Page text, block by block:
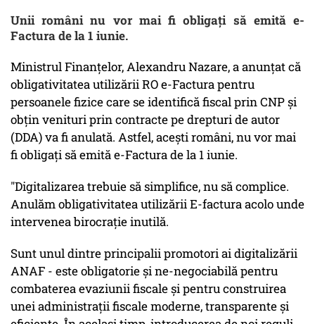
Unii români nu vor mai fi obligați să emită e-
Factura de la 1 iunie.
Ministrul Finanțelor, Alexandru Nazare, a anunțat că
obligativitatea utilizării RO e-Factura pentru
persoanele fizice care se identifică fiscal prin CNP și
obțin venituri prin contracte pe drepturi de autor
(DDA) va fi anulată. Astfel, acești români, nu vor mai
fi obligați să emită e-Factura de la 1 iunie.
"Digitalizarea trebuie să simplifice, nu să complice.
Anulăm obligativitatea utilizării E-factura acolo unde
intervenea birocrație inutilă.
Sunt unul dintre principalii promotori ai digitalizării
ANAF - este obligatorie şi ne-negociabilă pentru
combaterea evaziunii fiscale şi pentru construirea
unei administrații fiscale moderne, transparente și